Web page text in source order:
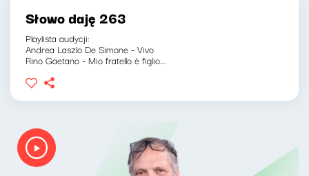
Słowo daję 263
Playlista audycji:
Andrea Laszlo De Simone - Vivo
Rino Gaetano - Mio fratello è figlio...